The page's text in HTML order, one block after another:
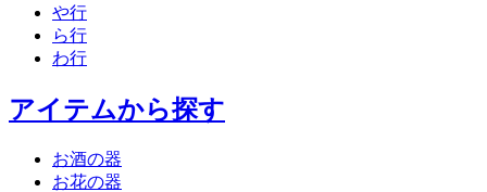
や行
ら行
わ行
アイテムから探す
お酒の器
お花の器